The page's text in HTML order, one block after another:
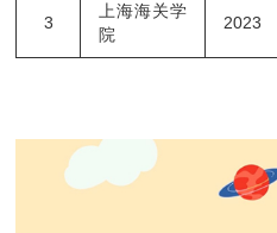
3
上海海关学
院
2023